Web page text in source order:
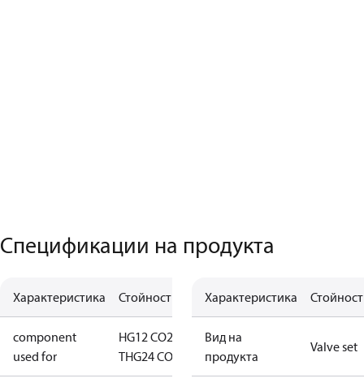
Спецификации на продукта
Характеристика Стойност
component
used for
HG12 CO2
THG24 CO2 T
Характеристика Стойност
Вид на
продукта
Valve set